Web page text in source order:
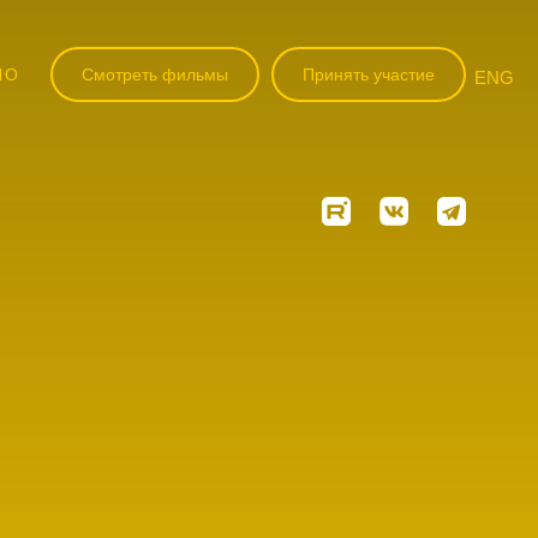
Смотреть фильмы Принять участие ENG